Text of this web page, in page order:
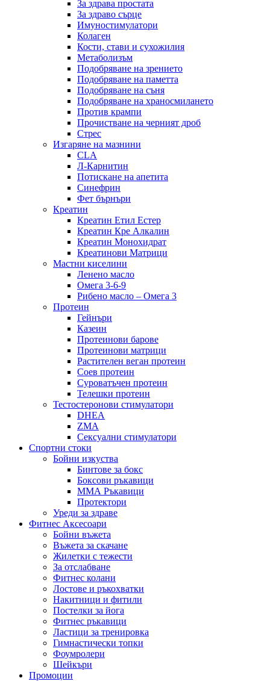
За здрава простата
За здраво сърце
Имуностимулатори
Колаген
Кости, стави и сухожилия
Метаболизъм
Подобряване на зрението
Подобряване на паметта
Подобряване на съня
Подобряване на храносмилането
Против крампи
Прочистване на черният дроб
Стрес
Изгаряне на мазнини
CLA
Л-Карнитин
Потискане на апетита
Синефрин
Фет бърнъри
Креатин
Креатин Етил Естер
Креатин Кре Алкалин
Креатин Монохидрат
Креатинови Матрици
Мастни киселини
Ленено масло
Омега 3-6-9
Рибено масло – Омега 3
Протеин
Гейнъри
Казеин
Протеинови барове
Протеинови матрици
Растителен веган протеин
Соев протеин
Суроватъчен протеин
Телешки протеин
Тестостеронови стимулатори
DHEA
ZMA
Сексуални стимулатори
Спортни стоки
Бойни изкуства
Бинтове за бокс
Боксови ръкавици
ММА Ръкавици
Протектори
Уреди за здраве
Фитнес Аксесоари
Бойни въжета
Въжета за скачане
Жилетки с тежести
За отслабване
Фитнес колани
Лостове и ръкохватки
Накитници и фитили
Постелки за йога
Фитнес ръкавици
Ластици за тренировка
Гимнастически топки
Фоумролери
Шейкъри
Промоции